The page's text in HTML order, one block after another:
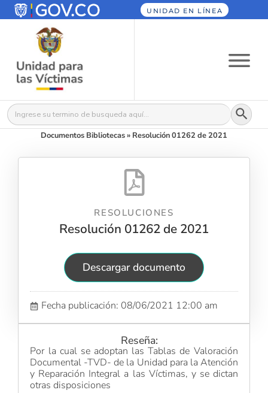
UNIDAD EN LÍNEA
Buscar: Botón
Documentos Bibliotecas» Resolución 01262 de 2021
RESOLUCIONES
Resolución 01262 de 2021
Descargar documento
Fecha publicación: 08/06/2021 12:00 am
Reseña:
Por la cual se adoptan las Tablas de Valoración
Documental -TVD- de la Unidad para la Atención
y Reparación Integral a las Víctimas, y se dictan
otras disposiciones